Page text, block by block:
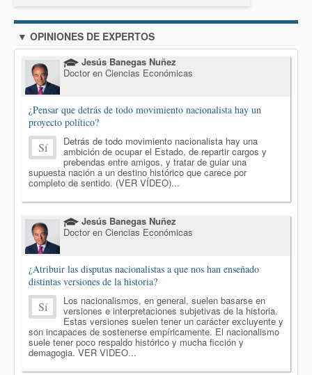
▼ OPINIONES DE EXPERTOS
Jesús Banegas Nuñez
Doctor en Ciencias Económicas
¿Pensar que detrás de todo movimiento nacionalista hay un
proyecto político?
Sí Detrás de todo movimiento nacionalista hay una
ambición de ocupar el Estado, de repartir cargos y
prebendas entre amigos, y tratar de guiar una
supuesta nación a un destino histórico que carece por
completo de sentido. (VER VÍDEO)...
Jesús Banegas Nuñez
Doctor en Ciencias Económicas
¿Atribuir las disputas nacionalistas a que nos han enseñado
distintas versiones de la historia?
Sí Los nacionalismos, en general, suelen basarse en
versiones e interpretaciones subjetivas de la historia.
Estas versiones suelen tener un carácter excluyente y
son incapaces de sostenerse empíricamente. El nacionalismo
suele tener poco respaldo histórico y mucha ficción y
demagogia. VER VIDEO...